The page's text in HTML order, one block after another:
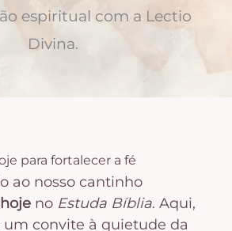
espiritual com a Lectio
Divina.
para fortalecer a fé
ao nosso cantinho
no Estuda Bíblia. Aqui,
um convite à quietude da